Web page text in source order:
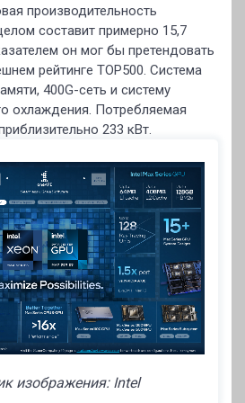
производительность
составит примерно 15,7
он мог бы претендовать
рейтинге TOP500. Система
400G-сеть и систему
охлаждения. Потребляемая
233 кВт.
изображения: Intel